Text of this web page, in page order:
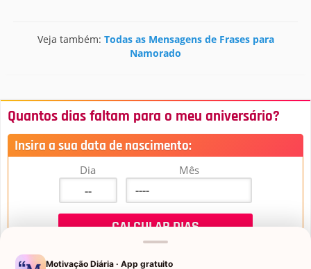
Veja também: Todas as Mensagens de Frases para
Namorado
Quantos dias faltam para o meu aniversário?
Insira a sua data de nascimento:
Dia Mês
Motivação Diária · App gratuito